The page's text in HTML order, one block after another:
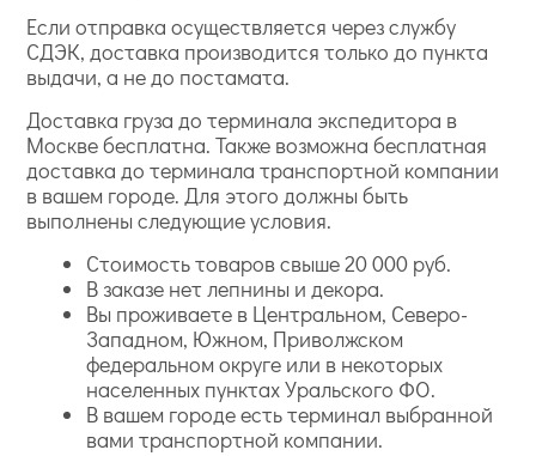
Если отправка осуществляется через службу
СДЭК, доставка производится только до пункта
выдачи, а не до постамата.
Доставка груза до терминала экспедитора в
Москве бесплатна. Также возможна бесплатная
доставка до терминала транспортной компании
в вашем городе. Для этого должны быть
выполнены следующие условия.
Стоимость товаров свыше 20 000 руб.
В заказе нет лепнины и декора.
Вы проживаете в Центральном, Северо-
Западном, Южном, Приволжском
федеральном округе или в некоторых
населенных пунктах Уральского ФО.
В вашем городе есть терминал выбранной
вами транспортной компании.